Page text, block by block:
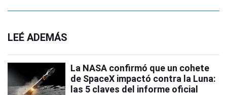
LEÉ ADEMÁS
La NASA confirmó que un cohete
de SpaceX impactó contra la Luna:
las 5 claves del informe oficial